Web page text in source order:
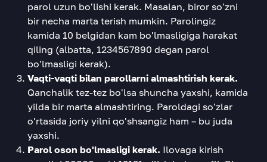
parol uzun bo'lishi kerak. Masalan, biror so'zni
bir necha marta terish mumkin. Parolingiz
kamida 10 belgidan kam bo'lmasligiga harakat
qiling (albatta, 1234567890 degan parol
bo'lmasligi kerak).
Vaqti-vaqti bilan parollarni almashtirish kerak.
Qanchalik tez-tez bo'lsa shuncha yaxshi, kamida
yilda bir marta almashtiring. Paroldagi so'zlar
o'rtasida joriy yilni qo'shsangiz ham – bu juda
yaxshi.
Parol oson bo'lmasligi kerak. Ilovaga kirish